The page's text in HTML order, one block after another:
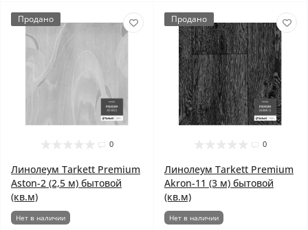
Продано
0
Линолеум Tarkett Premium
Aston-2 (2,5 м) бытовой
(кв.м)
Нет в наличии
Продано
0
Линолеум Tarkett Premium
Akron-11 (3 м) бытовой
(кв.м)
Нет в наличии